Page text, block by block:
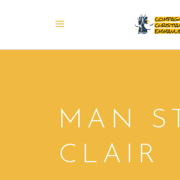
MAN ST
CLAIR